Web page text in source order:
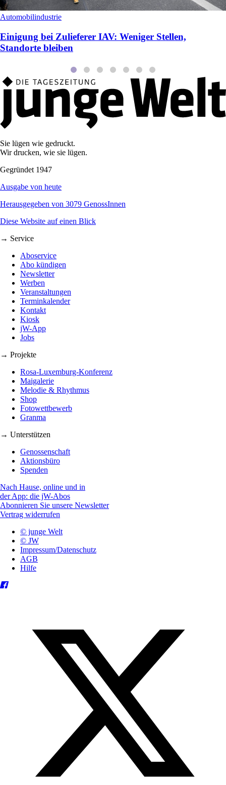
Automobilindustrie
Einigung bei Zulieferer IAV: Weniger Stellen,
Standorte bleiben
Sie lügen wie gedruckt.
Wir drucken, wie sie lügen.
Gegründet 1947
Ausgabe von heute
Herausgegeben von 3079 GenossInnen
Diese Website auf einen Blick
→ Service
Aboservice
Abo kündigen
Newsletter
Werben
Veranstaltungen
Terminkalender
Kontakt
Kiosk
jW-App
Jobs
→ Projekte
Rosa-Luxemburg-Konferenz
Maigalerie
Melodie & Rhythmus
Shop
Fotowettbewerb
Granma
→ Unterstützen
Genossenschaft
Aktionsbüro
Spenden
Nach Hause, online und in
der App: die jW-Abos
Abonnieren Sie unsere Newsletter
Vertrag widerrufen
© junge Welt
© JW
Impressum/Datenschutz
AGB
Hilfe